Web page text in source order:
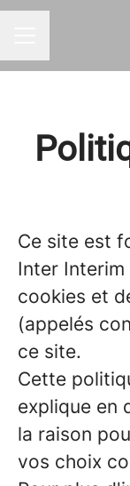
Ce site est
Inter Interim
cookies et
(appelés
ce site.
Cette
explique en
la raison
vos choix